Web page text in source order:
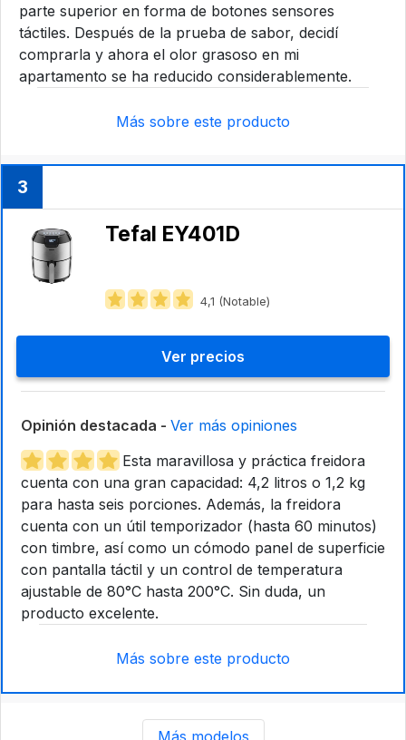
parte superior en forma de botones sensores
táctiles. Después de la prueba de sabor, decidí
comprarla y ahora el olor grasoso en mi
apartamento se ha reducido considerablemente.
Más sobre este producto
3
Tefal EY401D
4,1 (Notable)
Ver precios
Opinión destacada - Ver más opiniones
Esta maravillosa y práctica freidora
cuenta con una gran capacidad: 4,2 litros o 1,2 kg
para hasta seis porciones. Además, la freidora
cuenta con un útil temporizador (hasta 60 minutos)
con timbre, así como un cómodo panel de superficie
con pantalla táctil y un control de temperatura
ajustable de 80°C hasta 200°C. Sin duda, un
producto excelente.
Más sobre este producto